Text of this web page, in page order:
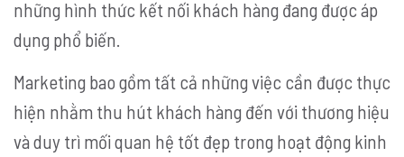
những hình thức kết nối khách hàng đang được áp
dụng phổ biến.
Marketing bao gồm tất cả những việc cần được thực
hiện nhằm thu hút khách hàng đến với thương hiệu
và duy trì mối quan hệ tốt đẹp trong hoạt động kinh